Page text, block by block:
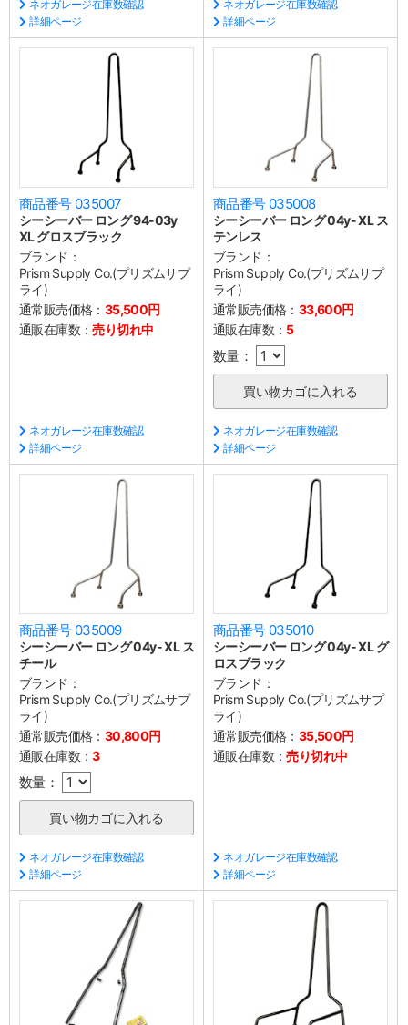
ネオガレージ在庫数確認
詳細ページ
ネオガレージ在庫数確認
詳細ページ
商品番号 035007
シーシーバー ロング 94-03y
XL グロスブラック
ブランド：
Prism Supply Co.(プリズムサプ
ライ)
通常販売価格： 35,500円
通販在庫数：売り切れ中
ネオガレージ在庫数確認
詳細ページ
商品番号 035008
シーシーバー ロング 04y- XL ス
テンレス
ブランド：
Prism Supply Co.(プリズムサプ
ライ)
通常販売価格： 33,600円
通販在庫数： 5
数量：
ネオガレージ在庫数確認
詳細ページ
商品番号 035009
シーシーバー ロング 04y- XL ス
チール
ブランド：
Prism Supply Co.(プリズムサプ
ライ)
通常販売価格： 30,800円
通販在庫数：3
数量：
ネオガレージ在庫数確認
詳細ページ
商品番号 035010
シーシーバー ロング 04y- XL グ
ロスブラック
ブランド：
Prism Supply Co.(プリズムサプ
ライ)
通常販売価格： 35,500円
通販在庫数：売り切れ中
ネオガレージ在庫数確認
詳細ページ